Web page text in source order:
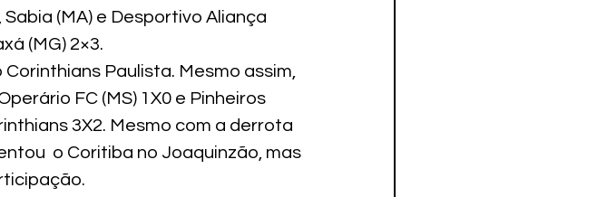
(MA) e Desportivo Aliança
(MG) 2×3.
Paulista. Mesmo assim,
FC (MS) 1X0 e Pinheiros
3X2. Mesmo com a derrota
o Coritiba no Joaquinzão, mas